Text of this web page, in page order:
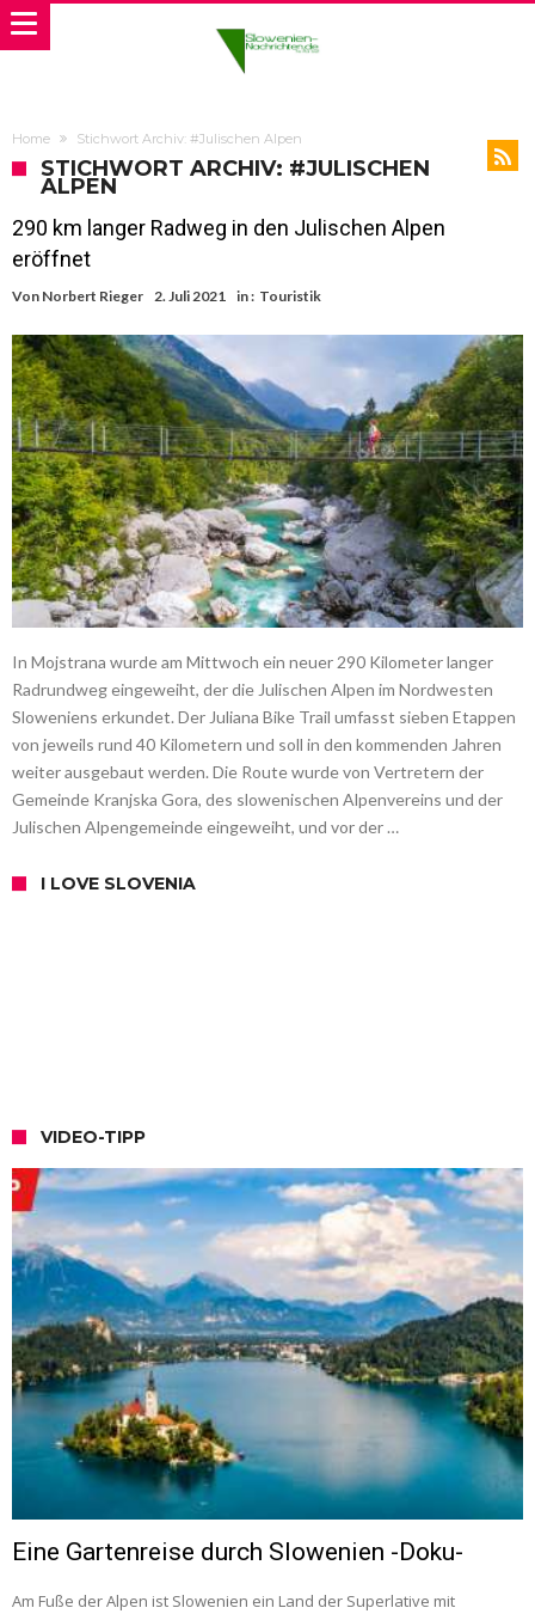
Home Stichwort Archiv: #Julischen Alpen
STICHWORT ARCHIV: #JULISCHEN
ALPEN
290 km langer Radweg in den Julischen Alpen
eröffnet
Von Norbert Rieger 2. Juli 2021 in : Touristik
In Mojstrana wurde am Mittwoch ein neuer 290 Kilometer langer
Radrundweg eingeweiht, der die Julischen Alpen im Nordwesten
Sloweniens erkundet. Der Juliana Bike Trail umfasst sieben Etappen
von jeweils rund 40 Kilometern und soll in den kommenden Jahren
weiter ausgebaut werden. Die Route wurde von Vertretern der
Gemeinde Kranjska Gora, des slowenischen Alpenvereins und der
Julischen Alpengemeinde eingeweiht, und vor der …
I LOVE SLOVENIA
VIDEO-TIPP
Eine Gartenreise durch Slowenien -Doku-
Am Fuße der Alpen ist Slowenien ein Land der Superlative mit